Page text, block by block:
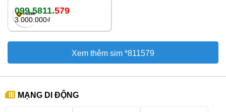
099.5811.579
3.000.000₫
Xem thêm sim *811579
MẠNG DI ĐỘNG